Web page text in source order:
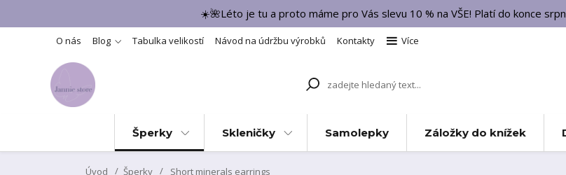
☀️🌺Léto je tu a proto máme pro Vás slevu 10 % na VŠE! Platí do konce
O nás Blog Tabulka velikostí Návod na údržbu výrobků Kontakty Více
Šperky Skleničky Samolepky Záložky do knížek
Úvod Šperky Short minerals earrings